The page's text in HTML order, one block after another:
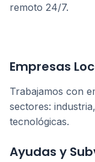
remoto 24/7.
Empresas
Trabajamos con
sectores:
tecnológicas.
Ayudas y